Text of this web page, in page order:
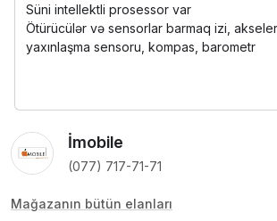
Süni intellektli prosessor var
Ötürücülər və sensorlar barmaq izi,
yaxınlaşma sensoru, kompas, barometr
İmobile
(077) 717-71-71
Mağazanın bütün elanları